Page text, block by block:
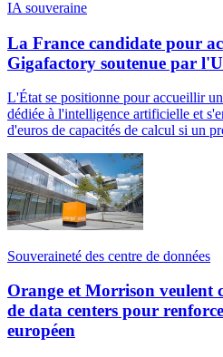
IA souveraine
La France candidate pour
Gigafactory soutenue par
L'État se positionne pour accueillir
dédiée à l'intelligence artificielle et
d'euros de capacités de calcul si un
Souveraineté des centre de données
Orange et Morrison veulent
de data centers pour
européen